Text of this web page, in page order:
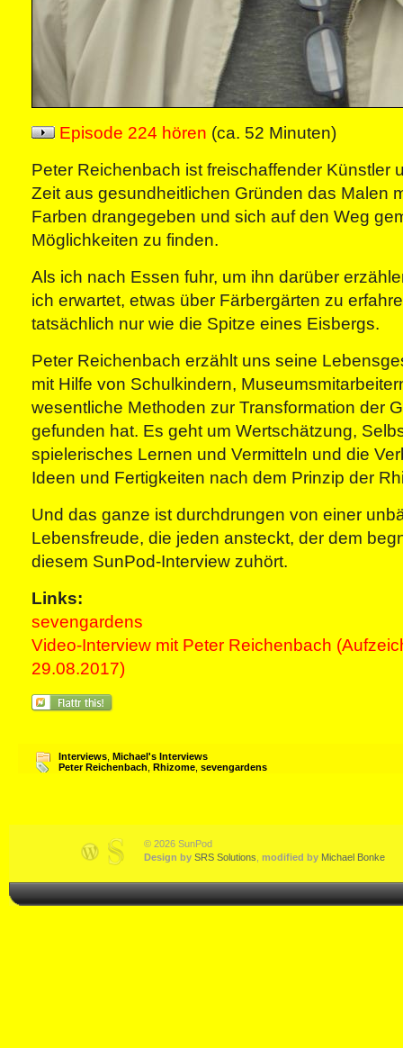
Episode 224 hören (ca. 52 Minuten)
Peter Reichenbach ist freischaffender Künstler
Zeit aus gesundheitlichen Gründen das Malen
Farben drangegeben und sich auf den Weg
Möglichkeiten zu finden.
Als ich nach Essen fuhr, um ihn darüber
ich erwartet, etwas über Färbergärten zu
tatsächlich nur wie die Spitze eines Eisbergs.
Peter Reichenbach erzählt uns seine
mit Hilfe von Schulkindern,
wesentliche Methoden zur Transformation der
gefunden hat. Es geht um Wertschätzung,
spielerisches Lernen und Vermitteln und die
Ideen und Fertigkeiten nach dem Prinzip der
Und das ganze ist durchdrungen von einer
Lebensfreude, die jeden ansteckt, der dem
diesem SunPod-Interview zuhört.
Links:
sevengardens
Video-Interview mit Peter Reichenbach
29.08.2017)
Interviews Michael's Interviews
Peter Reichenbach Rhizome sevengardens
© 2026 SunPod
Design by SRS Solutions modified by Michael Bonke